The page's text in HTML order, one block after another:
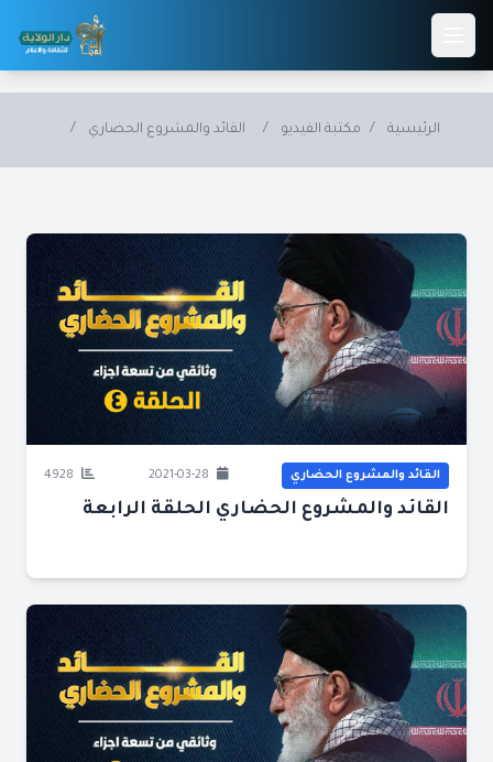
Skip to main content
الرئيسية / مكتبة الفيديو / القائد والمشروع الحضاري /
القائد والمشروع الحضاري
القائد والمشروع الحضاري الحلقة الرابعة